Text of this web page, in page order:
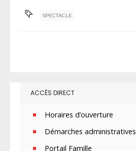
SPECTACLE
ACCÈS DIRECT
Horaires d’ouverture
Démarches administratives
Portail Famille